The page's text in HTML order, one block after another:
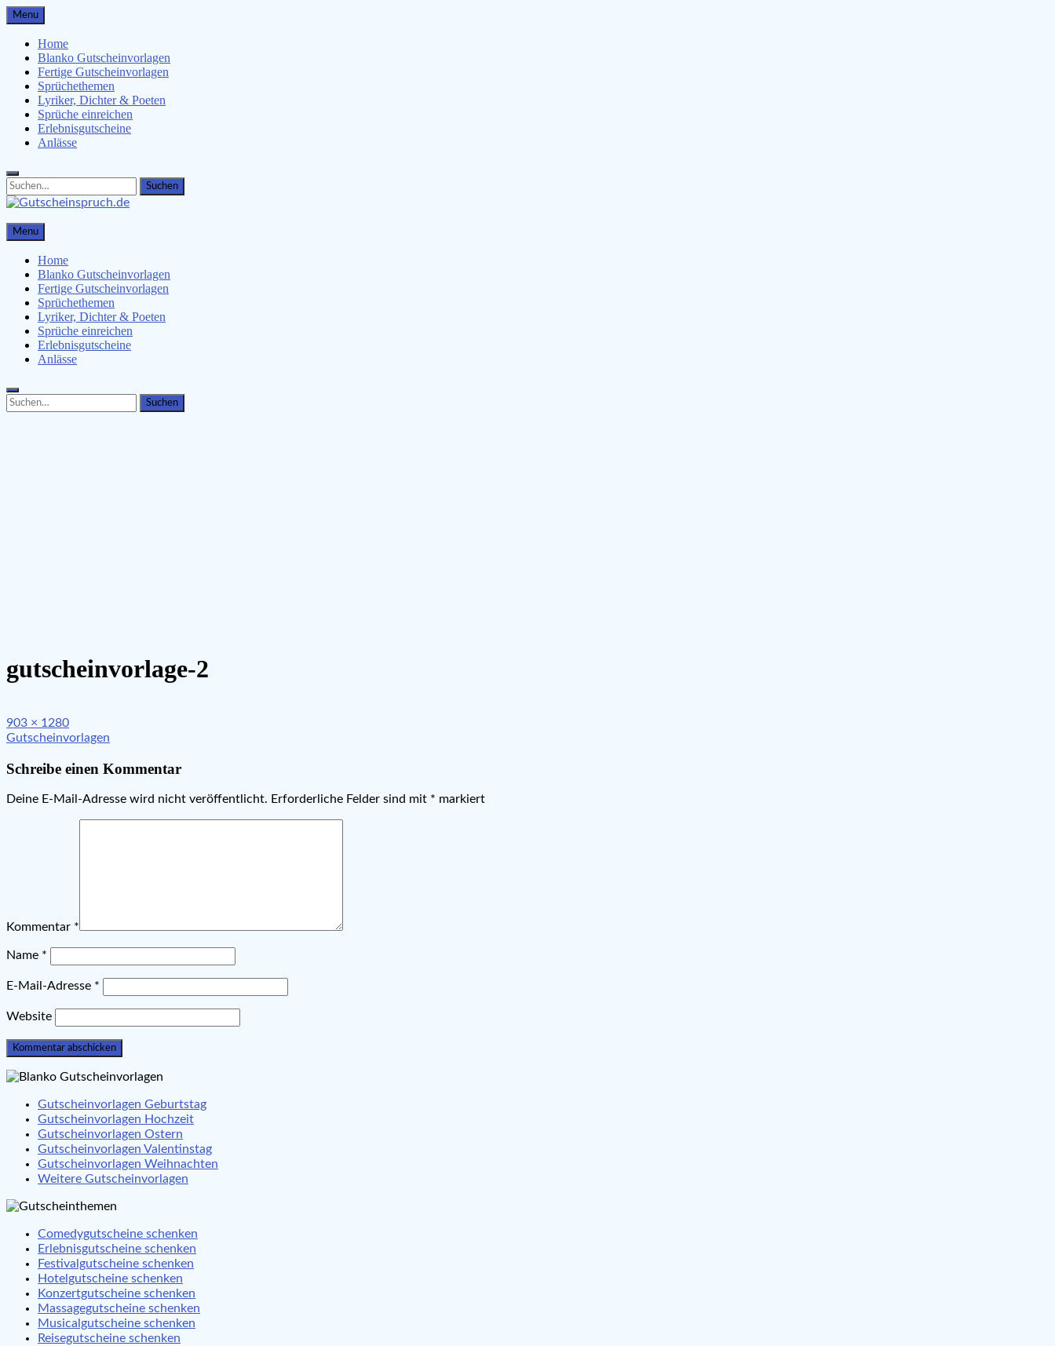
Skip
to
content
Menu
Home
Blanko Gutscheinvorlagen
Fertige Gutscheinvorlagen
Sprüchethemen
Lyriker, Dichter & Poeten
Sprüche einreichen
Erlebnisgutscheine
Anlässe
Search
for:
Search
Gutscheinspruch.de
Gutscheinsprüche & Gutscheinvorlagen finden
Menu
Home
Blanko Gutscheinvorlagen
Fertige Gutscheinvorlagen
Sprüchethemen
Lyriker, Dichter & Poeten
Sprüche einreichen
Erlebnisgutscheine
Anlässe
Search
for:
Search
gutscheinvorlage-2
Full
size
903 × 1280
Beitragsnavigation
Gutscheinvorlagen
Schreibe einen Kommentar
Deine E-Mail-Adresse wird nicht veröffentlicht. Erforderliche Felder sind mit * markiert
Kommentar *
Name *
E-Mail-Adresse *
Website
Gutscheinvorlagen Geburtstag
Gutscheinvorlagen Hochzeit
Gutscheinvorlagen Ostern
Gutscheinvorlagen Valentinstag
Gutscheinvorlagen Weihnachten
Weitere Gutscheinvorlagen
Comedygutscheine schenken
Erlebnisgutscheine schenken
Festivalgutscheine schenken
Hotelgutscheine schenken
Konzertgutscheine schenken
Massagegutscheine schenken
Musicalgutscheine schenken
Reisegutscheine schenken